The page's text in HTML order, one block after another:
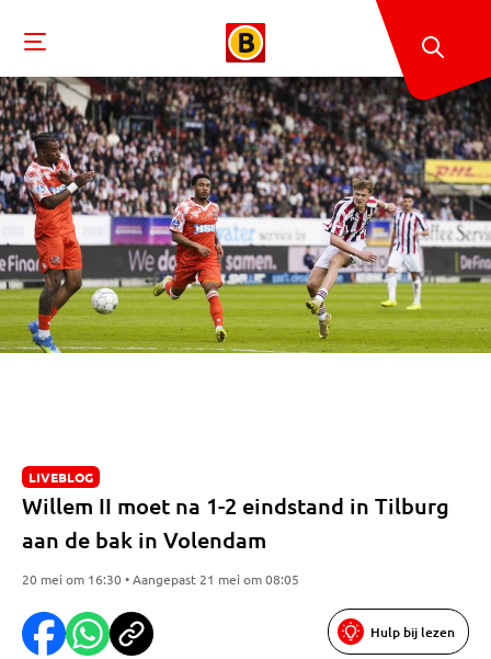
LIVEBLOG
Willem II moet na 1-2 eindstand in Tilburg
aan de bak in Volendam
20 mei om 16:30 • Aangepast 21 mei om 08:05
Hulp bij lezen